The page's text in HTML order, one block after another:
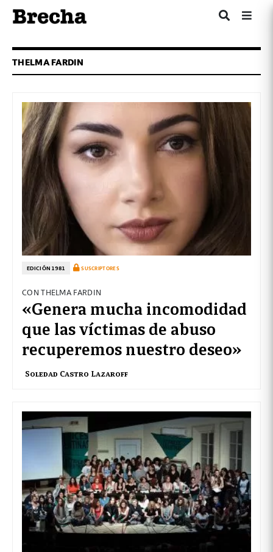
THELMA FARDIN
EDICIÓN 1981 SUSCRIPTORES
CON THELMA FARDIN
«Genera mucha incomodidad
que las víctimas de abuso
recuperemos nuestro deseo»
Soledad Castro Lazaroff